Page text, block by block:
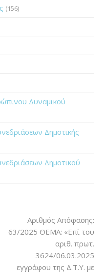
(156)
Δυναμικού
Δημοτικής
Δημοτικού
Αριθμός Απόφασης:
63/2025 ΘΕΜΑ: «Επί του
αριθ. πρωτ.
3624/06.03.2025
εγγράφου της Δ.Τ.Υ. με